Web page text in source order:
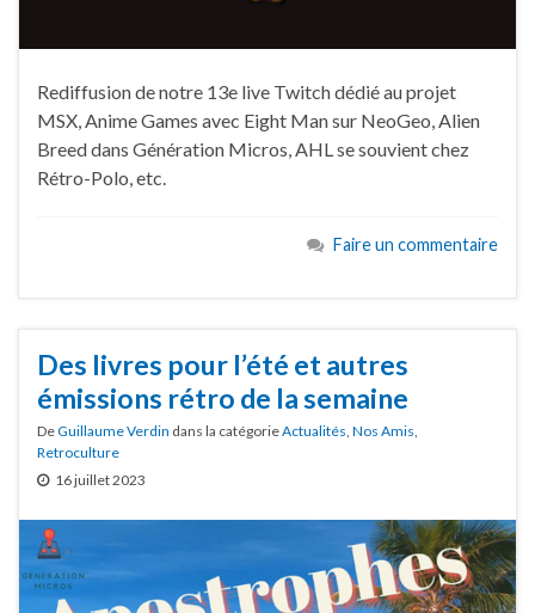
Rediffusion de notre 13e live Twitch dédié au projet
MSX, Anime Games avec Eight Man sur NeoGeo, Alien
Breed dans Génération Micros, AHL se souvient chez
Rétro-Polo, etc.
Faire un commentaire
Des livres pour l’été et autres
émissions rétro de la semaine
DeGuillaume Verdin dans la catégorieActualités, Nos Amis,
Retroculture
16 juillet 2023